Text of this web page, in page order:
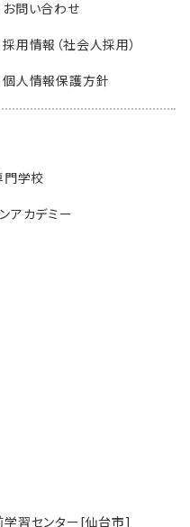
お問い合わせ
採用情報（社会人採用）
個人情報保護方針
門学校
アカデミー
学習センター[仙台市]